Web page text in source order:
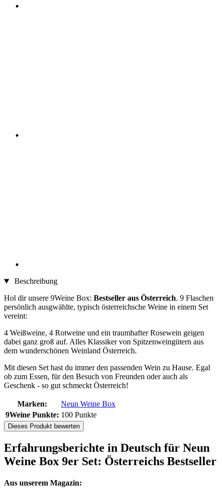
Beschreibung
Hol dir unsere 9Weine Box: Bestseller aus Österreich. 9 Flaschen
persönlich ausgwählte, typisch österreichsche Weine in einem Set
vereint:
4 Weißweine, 4 Rotweine und ein traumhafter Rosewein geigen
dabei ganz groß auf. Alles Klassiker von Spitzenweingütern aus
dem wunderschönen Weinland Österreich.
Mit diesen Set hast du immer den passenden Wein zu Hause. Egal
ob zum Essen, für den Besuch von Freunden oder auch als
Geschenk - so gut schmeckt Österreich!
Marken:
Neun Weine Box
9Weine Punkte: 100 Punkte
Dieses Produkt bewerten
Erfahrungsberichte in Deutsch für Neun
Weine Box 9er Set: Österreichs Bestseller
Aus unserem Magazin: